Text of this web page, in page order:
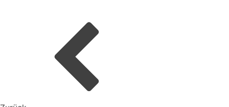
Alle Funktionen ansehen
Organisiere deine Aufträge in Überischtlichen Projekten